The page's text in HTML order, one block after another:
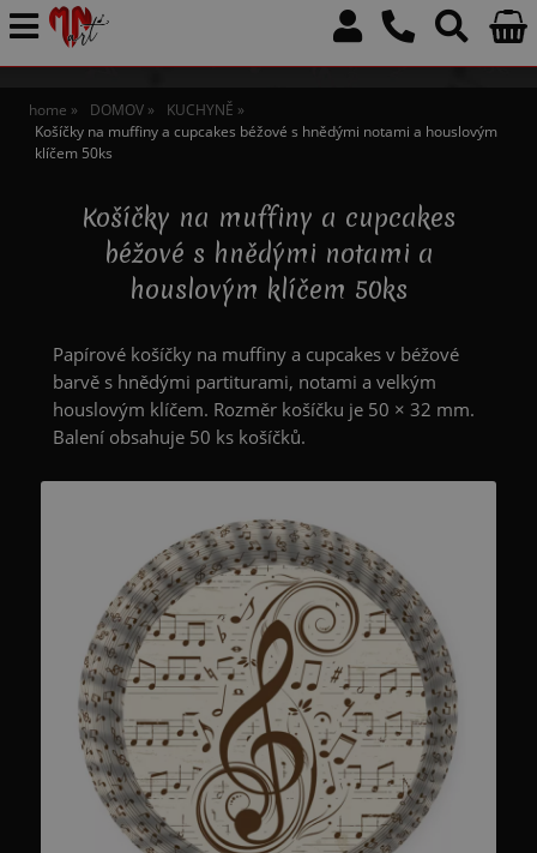
home DOMOV
KUCHYNĚ
Košíčky na muffiny a cupcakes béžové s hnědými notami a houslovým
klíčem 50ks
Košíčky na muffiny a cupcakes
béžové s hnědými notami a
houslovým klíčem 50ks
Papírové košíčky na muffiny a cupcakes v béžové
barvě s hnědými partiturami, notami a velkým
houslovým klíčem. Rozměr košíčku je 50 × 32 mm.
Balení obsahuje 50 ks košíčků.